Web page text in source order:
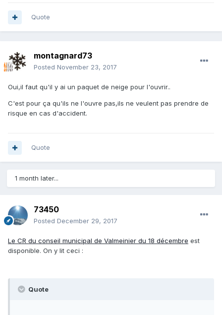
Quote
montagnard73
Posted November 23, 2017
Oui,il faut qu'il y ai un paquet de neige pour l'ouvrir..
C'est pour ça qu'ils ne l'ouvre pas,ils ne veulent pas prendre de
risque en cas d'accident.
Quote
1 month later...
73450
Posted December 29, 2017
Le CR du conseil municipal de Valmeinier du 18 décembre est
disponible. On y lit ceci :
Quote